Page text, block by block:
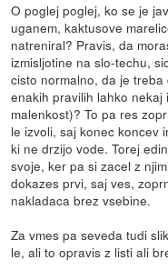
O poglej poglej, ko se je
uganem, kaktusove
natreniral? Pravis, da
izmisljotine na slo-techu,
cisto normalno, da je
enakih pravilih lahko
malenkost)? To pa res
le izvoli, saj konec koncev
ki ne drzijo vode. Torej
svoje, ker pa si zacel z
dokazes prvi, saj ves,
nakladaca brez vsebine.
Za vmes pa seveda tudi
le, ali to opravis z listi ali